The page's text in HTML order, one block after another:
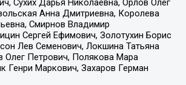
Сухих Дарья Николаевна, Орлов Олег
Анна Дмитриевна, Королева
Смирнов Владимир
Сергей Ефимович, Золотухин Борис
Лев Семенович, Локшина Татьяна
Олег Петрович, Полякова Мара
Генри Маркович, Захаров Герман